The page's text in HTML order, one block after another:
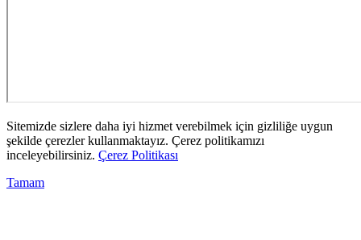
Sitemizde sizlere daha iyi hizmet verebilmek için gizliliğe uygun
şekilde çerezler kullanmaktayız. Çerez politikamızı
inceleyebilirsiniz. Çerez Politikası
Tamam